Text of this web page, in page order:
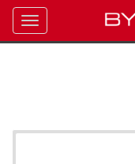
Toggle
navigation